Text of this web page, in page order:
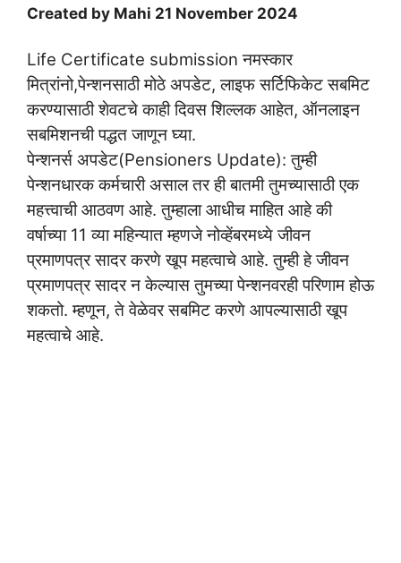
Created by Mahi 21 November 2024
Life Certificate submission नमस्कार
मित्रांनो,पेन्शनसाठी मोठे अपडेट, लाइफ सर्टिफिकेट सबमिट
करण्यासाठी शेवटचे काही दिवस शिल्लक आहेत, ऑनलाइन
सबमिशनची पद्धत जाणून घ्या.
पेन्शनर्स अपडेट(Pensioners Update): तुम्ही
पेन्शनधारक कर्मचारी असाल तर ही बातमी तुमच्यासाठी एक
महत्त्वाची आठवण आहे. तुम्हाला आधीच माहित आहे की
वर्षाच्या 11 व्या महिन्यात म्हणजे नोव्हेंबरमध्ये जीवन
प्रमाणपत्र सादर करणे खूप महत्वाचे आहे. तुम्ही हे जीवन
प्रमाणपत्र सादर न केल्यास तुमच्या पेन्शनवरही परिणाम होऊ
शकतो. म्हणून, ते वेळेवर सबमिट करणे आपल्यासाठी खूप
महत्वाचे आहे.